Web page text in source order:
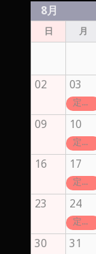
8月
日 月
02 03
定休日
09 10
定休日
16 17
定休日
23 24
定休日
30 31